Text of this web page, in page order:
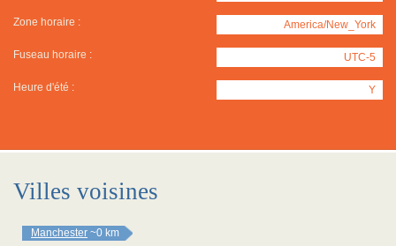
Zone horaire : America/New_York
Fuseau horaire : UTC-5
Heure d'été : Y
Villes voisines
Manchester ~0 km